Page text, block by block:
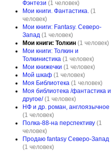
Фэнтези (1 человек)
Мои книги. Фантастика. (1
человек)
Мои книги: Fantasy. Северо-
Запад (1 человек)
Мои книги: Толкин (1 человек)
Мои книги: Толкин и
Толкинистика (1 человек)
Мои книжечки (1 человек)
Мой шкаф (1 человек)
Моя Библиотека (1 человек)
Моя библиотека /фантастика и
другое/ (1 человек)
НФ и др. роман, англоязычное
(1 человек)
Полка-88-на перспективу (1
человек)
Продаю fantasy Северо-Запад
(1 человек)